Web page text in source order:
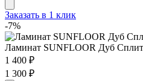
Заказать в 1 клик
-7%
Ламинат SUNFLOOR Дуб
1 400 ₽
1 300 ₽